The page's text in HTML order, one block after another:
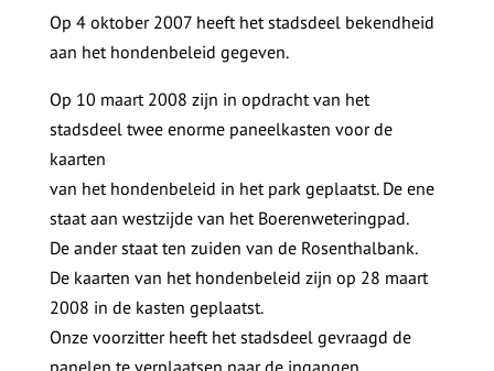
Op 4 oktober 2007 heeft het stadsdeel bekendheid
aan het hondenbeleid gegeven.
Op 10 maart 2008 zijn in opdracht van het
stadsdeel twee enorme paneelkasten voor de
kaarten
van het hondenbeleid in het park geplaatst. De ene
staat aan westzijde van het Boerenweteringpad.
De ander staat ten zuiden van de Rosenthalbank.
De kaarten van het hondenbeleid zijn op 28 maart
2008 in de kasten geplaatst.
Onze voorzitter heeft het stadsdeel gevraagd de